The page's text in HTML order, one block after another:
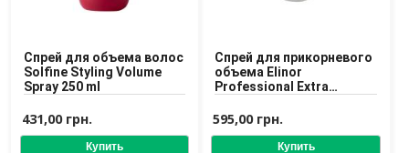
Спрей для объема волос
Solfine Styling Volume
Spray 250 ml
431,00 грн.
Спрей для прикорневого
объема Elinor
Professional Extra
200 ml
595,00 грн.